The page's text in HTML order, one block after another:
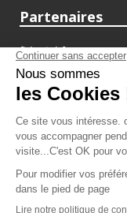
Partenaires
fiducial.fr
lyoncapitale.fr
olympique-et-
L'application
Les cookies